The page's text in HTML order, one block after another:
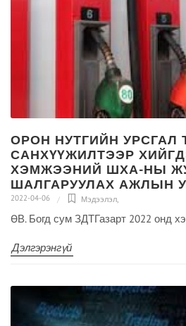
ОРОН НУТГИЙН УРСГАЛ
САНХҮҮЖИЛТЭЭР
ХЭМЖЭЭНИЙ ШХА-НЫ
ШАЛГАРУУЛАХ АЖЛЫН
2022-04-06 Мэдээлэл,
ӨВ. Богд сум ЗДТГазарт 2022 онд
Дэлгэрэнгүй